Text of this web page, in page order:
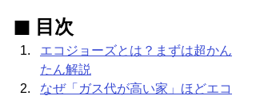
■ 目次
エコジョーズとは？まずは超かん
たん解説
なぜ「ガス代が高い家」ほどエコ